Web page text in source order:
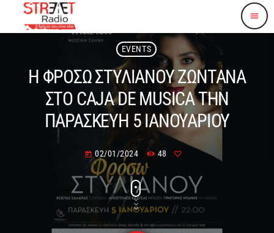
menu
EVENTS
Η ΦΡΟΣΩ ΣΤΥΛΙΑΝΟΥ ΖΩΝΤΑΝΑ
ΣΤΟ CAJA DE MUSICA ΤΗΝ
ΠΑΡΑΣΚΕΥΗ 5 ΙΑΝΟΥΑΡΙΟΥ
today 02/01/2024 48